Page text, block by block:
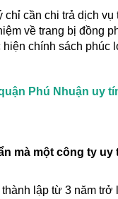
chỉ cần chi trả dịch vụ
về trang bị đồng
chính sách phúc
Phú Nhuận uy
mà một công ty uy
lập từ 3 năm trở